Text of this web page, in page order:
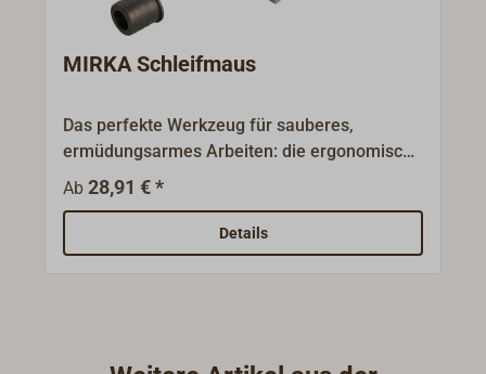
MIRKA Schleifmaus
Das perfekte Werkzeug für sauberes,
ermüdungsarmes Arbeiten: die ergonomische
Form der Schleifmaus mit besonders griffiger
Oberfläche erleichtert das Schleifen
erheblich.Die besonders beim Handschliff
auftretenden gesundheitlichen Belastungen
Ab28,91 € *
Details